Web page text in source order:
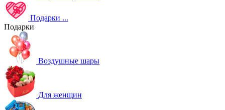
Подарки ...
Подарки
Воздушные шары
Для женщин